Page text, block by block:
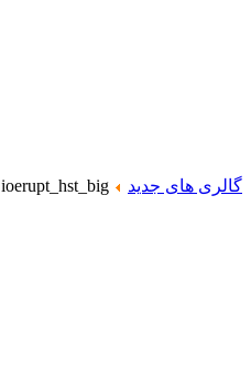
گالری های جدید ioerupt_hst_big